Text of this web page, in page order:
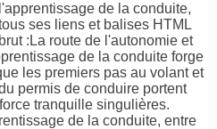
de la conduite,
ses liens et balises HTML
:La route de l'autonomie et
de la conduite forge
les premiers pas au volant et
permis de conduire portent
tranquille singulières.
de la conduite, entre